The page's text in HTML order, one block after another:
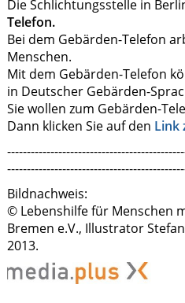
Die Schlichtungsstelle in
Telefon.
Bei dem Gebärden-Telefon
Menschen.
Mit dem Gebärden-Telefon
in Deutscher Gebärden-
Sie wollen zum Gebärden-
Dann klicken Sie auf den Link
Bildnachweis:
© Lebenshilfe für Menschen
Bremen e.V., Illustrator
2013.